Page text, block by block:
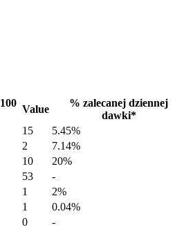
100
Value
% zalecanej dziennej
dawki*
15
5.45%
2
7.14%
10
20%
53
-
1
2%
1
0.04%
0 -